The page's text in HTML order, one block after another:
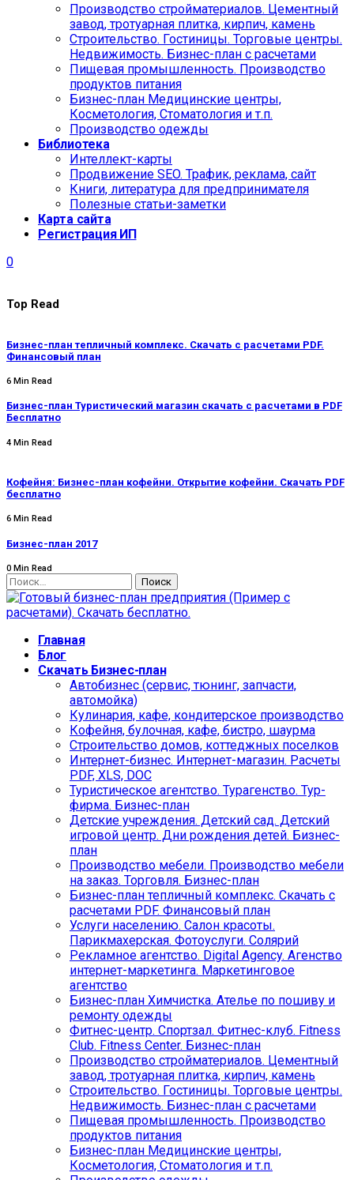
Производство стройматериалов. Цементный
завод, тротуарная плитка, кирпич, камень
Строительство. Гостиницы. Торговые центры.
Недвижимость. Бизнес-план с расчетами
Пищевая промышленность. Производство
продуктов питания
Бизнес-план Медицинские центры,
Косметология, Стоматология и т.п.
Производство одежды
Библиотека
Интеллект-карты
Продвижение SEO. Трафик, реклама, сайт
Книги, литература для предпринимателя
Полезные статьи-заметки
Карта сайта
Регистрация ИП
0
Top Read
Бизнес-план тепличный комплекс. Скачать с расчетами PDF.
Финансовый план
6 Min Read
Бизнес-план Туристический магазин скачать с расчетами в PDF
Бесплатно
4 Min Read
Кофейня: Бизнес-план кофейни. Открытие кофейни. Скачать PDF
бесплатно
6 Min Read
Бизнес-план 2017
0 Min Read
Найти:
Главная
Блог
Скачать Бизнес-план
Автобизнес (сервис, тюнинг, запчасти,
автомойка)
Кулинария, кафе, кондитерское производство
Кофейня, булочная, кафе, бистро, шаурма
Строительство домов, коттеджных поселков
Интернет-бизнес. Интернет-магазин. Расчеты
PDF, XLS, DOC
Туристическое агентство. Турагенство. Тур-
фирма. Бизнес-план
Детские учреждения. Детский сад. Детский
игровой центр. Дни рождения детей. Бизнес-
план
Производство мебели. Производство мебели
на заказ. Торговля. Бизнес-план
Бизнес-план тепличный комплекс. Скачать с
расчетами PDF. Финансовый план
Услуги населению. Салон красоты.
Парикмахерская. Фотоуслуги. Солярий
Рекламное агентство. Digital Agency. Агенство
интернет-маркетинга. Маркетинговое
агентство
Бизнес-план Химчистка. Ателье по пошиву и
ремонту одежды
Фитнес-центр. Спортзал. Фитнес-клуб. Fitness
Club. Fitness Center. Бизнес-план
Производство стройматериалов. Цементный
завод, тротуарная плитка, кирпич, камень
Строительство. Гостиницы. Торговые центры.
Недвижимость. Бизнес-план с расчетами
Пищевая промышленность. Производство
продуктов питания
Бизнес-план Медицинские центры,
Косметология, Стоматология и т.п.